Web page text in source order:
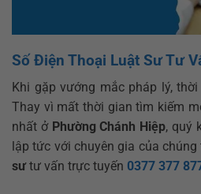
Số Điện Thoại Luật Sư Tư
Khi gặp vướng mắc pháp lý,
Thay vì mất thời gian tìm kiếm
nhất ở Phường Chánh Hiệp, quý
lập tức với chuyên gia của chúng
sưtư vấn trực tuyến 0377 377